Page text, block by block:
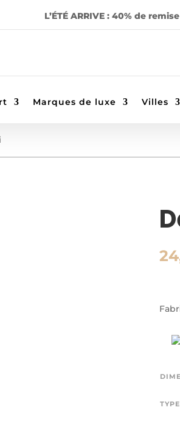
L’ÉTÉ ARRIVE : 40% de
Marques de luxe Villes